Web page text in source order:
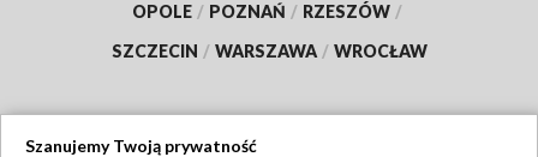
OPOLE / POZNAŃ / RZESZÓW /
SZCZECIN / WARSZAWA / WROCŁAW
Szanujemy Twoją prywatność